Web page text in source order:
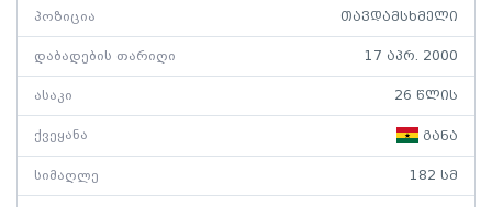
პოზიცია თავდამსხმელი
დაბადების თარიღი 17 აპრ. 2000
ასაკი 26 წლის
ქვეყანა განა
სიმაღლე 182 სმ